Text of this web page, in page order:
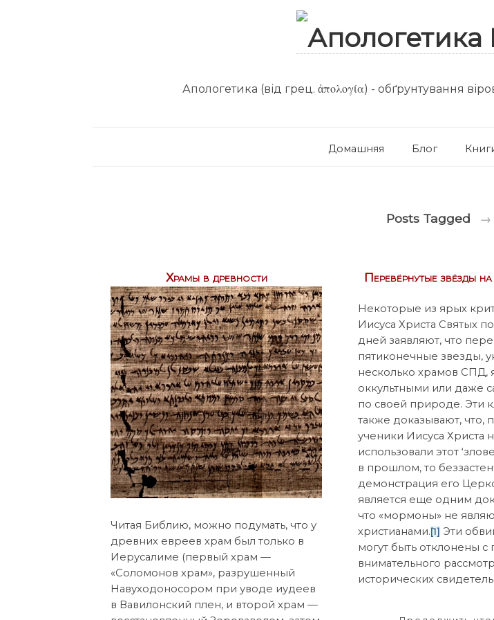
Апологетика (від грец. ἀπολογία) - обґрунтування
Домашняя Блог
Posts Tagged →
Храмы в древности
Читая Библию, можно подумать, что у
древних евреев храм был только в
Иерусалиме (первый храм —
«Соломонов храм», разрушенный
Навуходоносором при уводе иудеев
в Вавилонский плен, и второй храм —
Перевёрнутые звёзды
Некоторые из ярых
Иисуса Христа Святых
дней заявляют, что
пятиконечные звезды,
несколько храмов СПД,
оккультными или даже
по своей природе. Эти
также доказывают, что,
ученики Иисуса Христа
использовали этот
в прошлом, то
демонстрация его
является еще одним
что «мормоны» не
христианами.[1] Эти
могут быть отклонены
внимательного
исторических